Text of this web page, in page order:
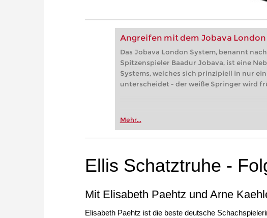
Angreifen mit dem Jobava London
Das Jobava London System, benannt
Spitzenspieler Baadur Jobava, ist eine
Systems, welches sich prinzipiell in nur
unterscheidet - der weiße Springer wird
Mehr...
Ellis Schatztruhe -
Mit Elisabeth Paehtz und Arne
Elisabeth Paehtz ist die beste deutsche